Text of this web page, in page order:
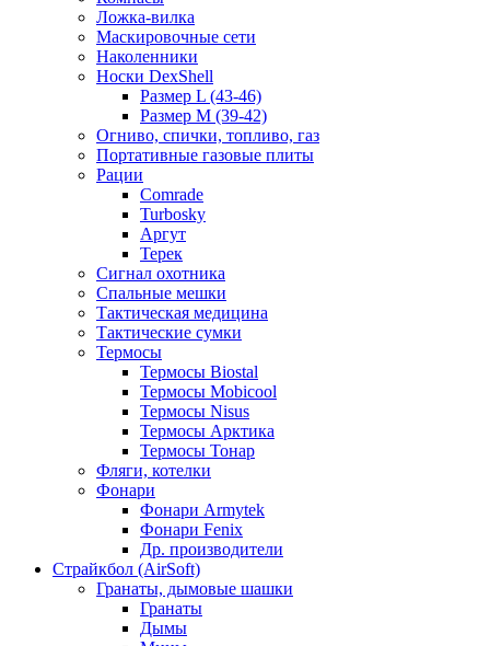
Ложка-вилка
Маскировочные сети
Наколенники
Носки DexShell
Размер L (43-46)
Размер M (39-42)
Огниво, спички, топливо, газ
Портативные газовые плиты
Рации
Comrade
Turbosky
Аргут
Терек
Сигнал охотника
Спальные мешки
Тактическая медицина
Тактические сумки
Термосы
Термосы Biostal
Термосы Mobicool
Термосы Nisus
Термосы Арктика
Термосы Тонар
Фляги, котелки
Фонари
Фонари Armytek
Фонари Fenix
Др. производители
Страйкбол (AirSoft)
Гранаты, дымовые шашки
Гранаты
Дымы